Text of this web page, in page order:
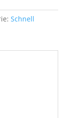
Schnell